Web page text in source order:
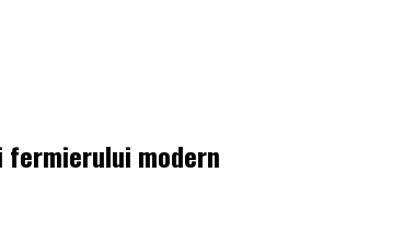
modern